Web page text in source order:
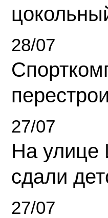
28/07
27/07
На улице
сдали
27/07